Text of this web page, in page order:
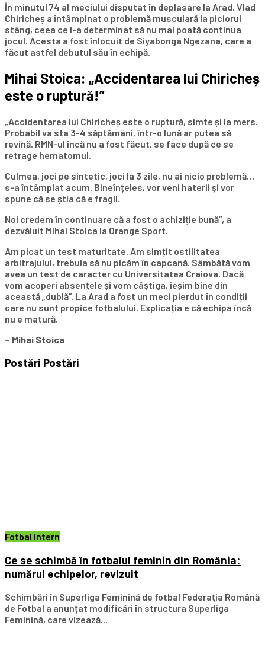
În minutul 74 al meciului disputat în deplasare la Arad, Vlad
Chiricheș a întâmpinat o problemă musculară la piciorul
stâng, ceea ce l-a determinat să nu mai poată continua
jocul. Acesta a fost înlocuit de Siyabonga Ngezana, care a
făcut astfel debutul său în echipă.
Mihai Stoica: „Accidentarea lui Chiricheș
este o ruptură!”
„Accidentarea lui Chiricheș este o ruptură, simte și la mers.
Probabil va sta 3-4 săptămâni, într-o lună ar putea să
revină. RMN-ul încă nu a fost făcut, se face după ce se
retrage hematomul.
Culmea, joci pe sintetic, joci la 3 zile, nu ai nicio problemă…
s-a întâmplat acum. Bineînțeles, vor veni haterii și vor
spune că se știa că e fragil.
Noi credem în continuare că a fost o achiziție bună”, a
dezvăluit Mihai Stoica la Orange Sport.
Am picat un test maturitate. Am simțit ostilitatea
arbitrajului, trebuia să nu picăm în capcană. Sâmbătă vom
avea un test de caracter cu Universitatea Craiova. Dacă
vom acoperi absențele și vom câștiga, ieșim bine din
această „dublă”. La Arad a fost un meci pierdut în condiții
care nu sunt propice fotbalului. Explicația e că echipa încă
nu e matură.
– Mihai Stoica
Postări Postări
Fotbal Intern
Ce se schimbă în fotbalul feminin din România:
numărul echipelor, revizuit
Schimbări în Superliga Feminină de fotbal Federația Română
de Fotbal a anunțat modificări în structura Superliga
Feminină, care vizează...